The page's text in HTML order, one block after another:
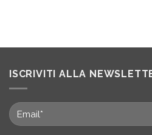
ISCRIVITI ALLA